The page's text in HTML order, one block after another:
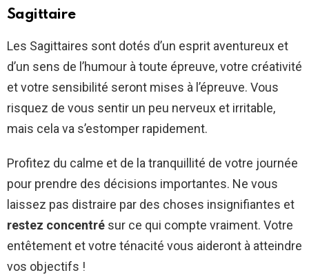
Sagittaire
Les Sagittaires sont dotés d’un esprit aventureux et
d’un sens de l’humour à toute épreuve, votre créativité
et votre sensibilité seront mises à l’épreuve. Vous
risquez de vous sentir un peu nerveux et irritable,
mais cela va s’estomper rapidement.
Profitez du calme et de la tranquillité de votre journée
pour prendre des décisions importantes. Ne vous
laissez pas distraire par des choses insignifiantes et
restez concentré sur ce qui compte vraiment. Votre
entêtement et votre ténacité vous aideront à atteindre
vos objectifs !